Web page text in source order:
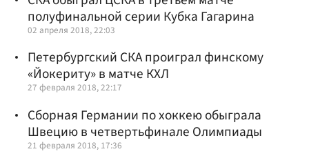
полуфинальной серии Кубка Гагарина
02 апреля 2018, 22:03
Петербургский СКА проиграл финскому
«Йокериту» в матче КХЛ
27 февраля 2018, 22:17
Сборная Германии по хоккею обыграла
Швецию в четвертьфинале Олимпиады
21 февраля 2018, 17:36